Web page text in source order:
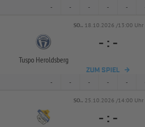
- - - - -
SO.. 18.10.2026 /13:00 Uhr
Tuspo Heroldsberg
- : -
ZUM SPIEL
- - - - -
SO.. 25.10.2026 /14:00 Uhr
- : -